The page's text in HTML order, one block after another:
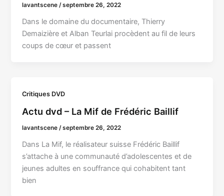
lavantscene /septembre 26, 2022
Dans le domaine du documentaire, Thierry
Demaizière et Alban Teurlai procèdent au fil de leurs
coups de cœur et passent
Critiques DVD
Actu dvd – La Mif de Frédéric Baillif
lavantscene/septembre 26, 2022
Dans La Mif, le réalisateur suisse Frédéric Baillif
s’attache à une communauté d’adolescentes et de
jeunes adultes en souffrance qui cohabitent tant
bien